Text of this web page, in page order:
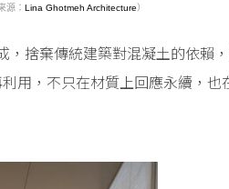
源： Lina Ghotmeh Architecture）
捨棄傳統建築對混凝土的依賴
用，不只在材質上回應永續，也